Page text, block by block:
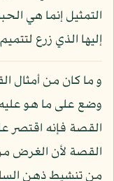
التمثيل إنما هي
إليها الذي زرع
و ما كان من أمثال
وضع على ما هو
القصة فإنه اقتصر
القصة لأن الغرض
من تنشيط ذهن